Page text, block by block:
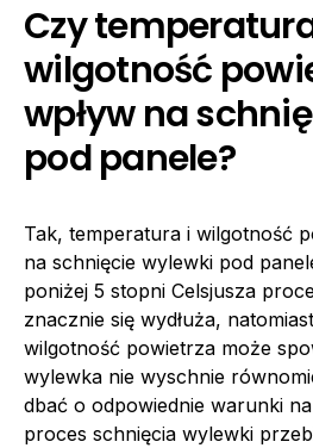
Czy
wilgotność
wpływ na
pod panele?
Tak, temperatura i wilgotność
na schnięcie wylewki pod
poniżej 5 stopni Celsjusza
znacznie się wydłuża,
wilgotność powietrza może
wylewka nie wyschnie
dbać o odpowiednie warunki
proces schnięcia wylewki